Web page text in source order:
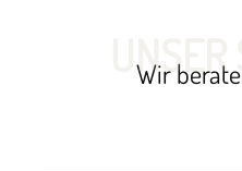
UNSER
Wir